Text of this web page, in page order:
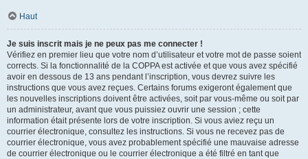
Haut
Je suis inscrit mais je ne peux pas me connecter !
Vérifiez en premier lieu que votre nom d’utilisateur et votre mot de passe soient
corrects. Si la fonctionnalité de la COPPA est activée et que vous avez spécifié
avoir en dessous de 13 ans pendant l’inscription, vous devrez suivre les
instructions que vous avez reçues. Certains forums exigeront également que
les nouvelles inscriptions doivent être activées, soit par vous-même ou soit par
un administrateur, avant que vous puissiez ouvrir une session ; cette
information était présente lors de votre inscription. Si vous aviez reçu un
courrier électronique, consultez les instructions. Si vous ne recevez pas de
courrier électronique, vous avez probablement spécifié une mauvaise adresse
de courrier électronique ou le courrier électronique a été filtré en tant que